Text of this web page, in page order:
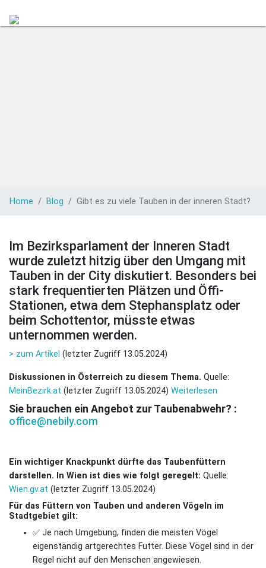
Home Blog Gibt es zu viele Tauben in der inneren Stadt?
Im Bezirksparlament der Inneren Stadt
wurde zuletzt hitzig über den Umgang mit
Tauben in der City diskutiert. Besonders bei
stark frequentierten Plätzen und Öffi-
Stationen, etwa dem Stephansplatz oder
beim Schottentor, müsste etwas
unternommen werden.
> zum Artikel (letzter Zugriff 13.05.2024)
Diskussionen in Österreich zu diesem Thema. Quelle:
MeinBezirk.at (letzter Zugriff 13.05.2024) Weiterlesen
Sie brauchen ein Angebot zur Taubenabwehr? :
office@nebily.com
Ein wichtiger Knackpunkt dürfte das Taubenfüttern
darstellen. In Wien ist dies wie folgt geregelt: Quelle:
Wien.gv.at (letzter Zugriff 13.05.2024)
Für das Füttern von Tauben und anderen Vögeln im
Stadtgebiet gilt:
✅ Je nach Umgebung, finden die meisten Vögel
eigenständig artgerechtes Futter. Diese Vögel sind in der
Regel nicht auf den Menschen angewiesen.